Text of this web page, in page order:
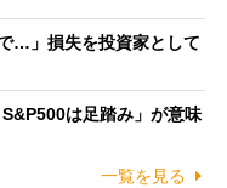
…」損失を投資家として
は足踏み」が意味
一覧を見る